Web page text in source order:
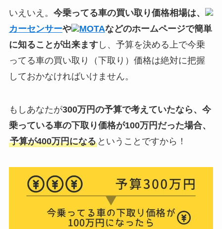
いえいえ。 今乗ってる車の買い取り価格相場は、
カーセンサーや MOTAなどのホームページで簡単
に知ることが出来ますし、予算を決める上で今乗
ってる車の買い取り（下取り）価格は絶対に把握
しておかなければいけません。
もしあなたが300万円の予算で考えていたなら、今
乗っている車の下取り価格が100万円だった場合、
予算が400万円になるということですから！